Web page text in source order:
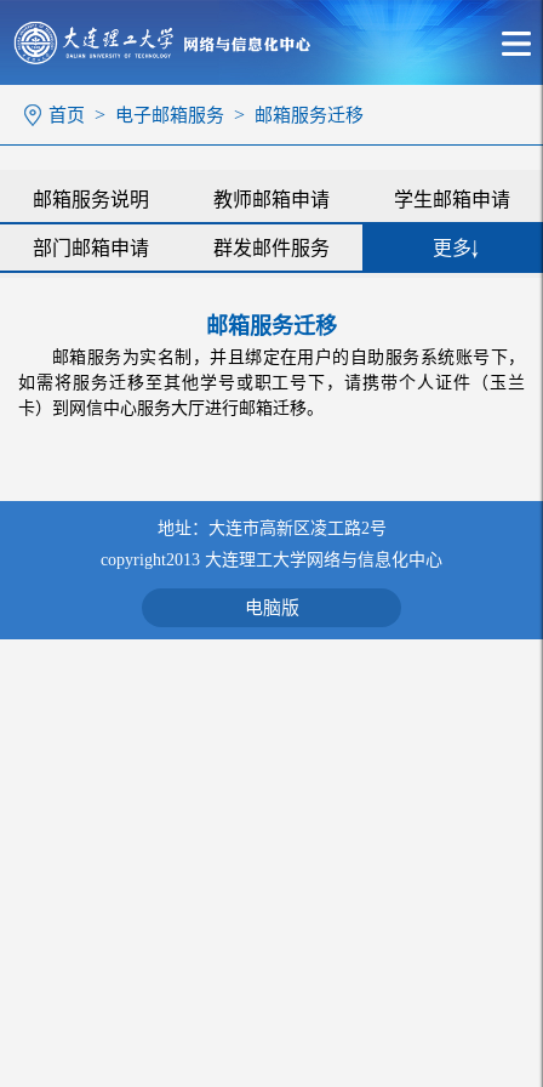
首页 > 电子邮箱服务 > 邮箱服务迁移
邮箱服务说明 教师邮箱申请 学生邮箱申请
部门邮箱申请 群发邮件服务 更多
邮箱被盗特征 钓鱼邮件特征 服务视频
收起
邮箱服务迁移
邮箱服务为实名制，并且绑定在用户的自助服务系统账号下，
如需将服务迁移至其他学号或职工号下，请携带个人证件（玉兰
卡）到网信中心服务大厅进行邮箱迁移。
地址：大连市高新区凌工路2号
copyright2013 大连理工大学网络与信息化中心
电脑版